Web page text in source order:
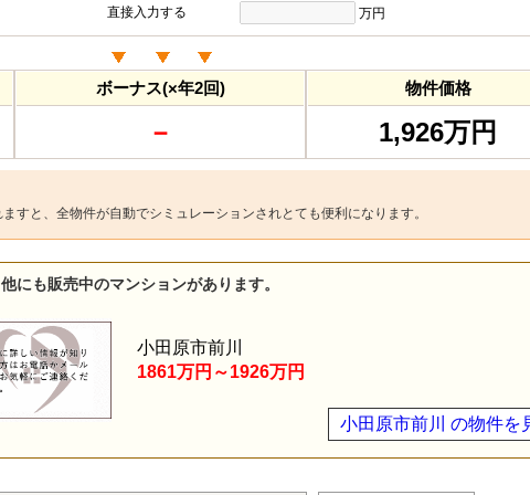
直接入力する 万円
ボーナス(×年2回)
－
物件価格
1,926万円
すと、全物件が自動でシミュレーションされとても便利になります。
にも販売中のマンションがあります。
小田原市前川 の物件を
小田原市前川
1861万円～1926万円